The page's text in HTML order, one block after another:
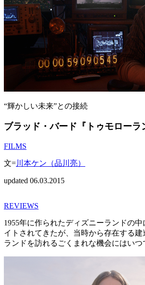
“輝かしい未来”との接続
ブラッド・バード『トゥモローラ
FILMS
文=川本ケン（品川亮）
updated 06.03.2015
REVIEWS
1955年に作られたディズニーランドの
イトされてきたが、当時から存在する
ランドを訪れるごくまれな機会にはいつ